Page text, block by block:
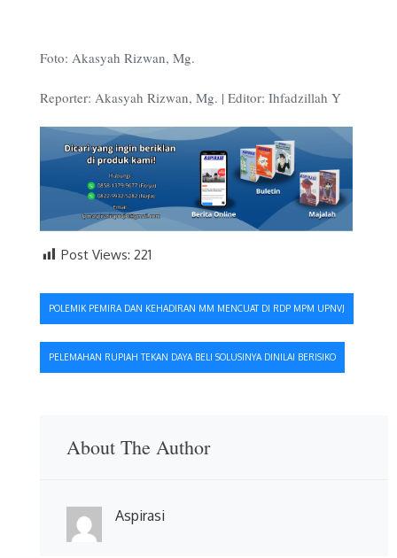
Foto: Akasyah Rizwan, Mg.
Reporter: Akasyah Rizwan, Mg. | Editor: Ihfadzillah Y
Post Views: 221
Navigasi
pos
POLEMIK PEMIRA DAN KEHADIRAN MM MENCUAT DI RDP MPM UPNVJ
PELEMAHAN RUPIAH TEKAN DAYA BELI SOLUSINYA DINILAI BERISIKO
About The Author
Aspirasi